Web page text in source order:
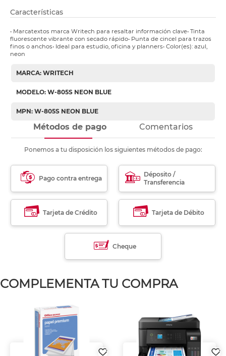
Características
• Marcatextos marca Writech para resaltar información clave• Tinta
fluorescente vibrante con secado rápido• Punta de cincel para trazos
finos o anchos• Ideal para estudio, oficina y planners• Color(es): azul,
neon
MARCA: WRITECH
MODELO: W-805S NEON BLUE
MPN: W-805S NEON BLUE
Métodos de pago Comentarios
Ponemos a tu disposición los siguientes métodos de pago:
Pago contra entrega
Déposito /
Transferencia
Tarjeta de Crédito Tarjeta de Débito
Cheque
COMPLEMENTA TU COMPRA